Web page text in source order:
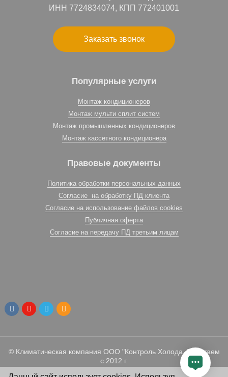
ИНН 7724834074, КПП 772401001
Заказать звонок
Популярные услуги
Монтаж кондиционеров
Монтаж мульти сплит систем
Монтаж промышленных кондиционеров
Монтаж кассетного кондиционера
Правовые документы
Политика обработки персональных данных
Согласие на обработку ПД клиента
Согласие на использование файлов cookies
Публичная оферта
Согласие на передачу ПД третьим лицам
© Климатическая компания ООО "Контроль Холода. Работаем
с 2012 г.